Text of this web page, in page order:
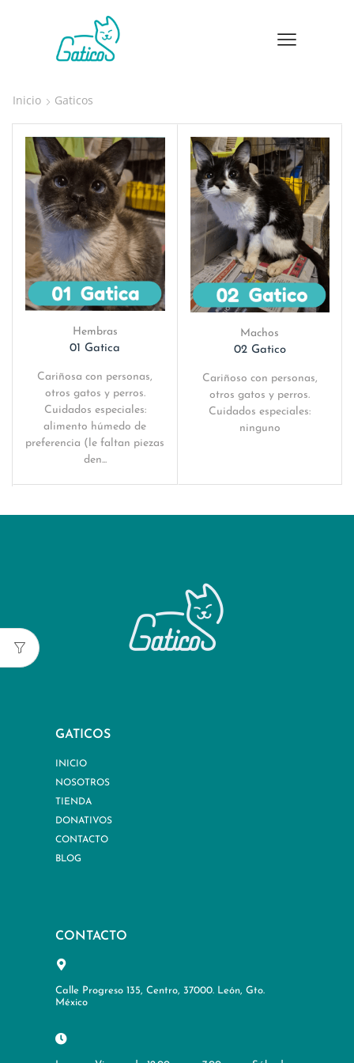
Inicio Gaticos
Hembras
01 Gatica
Cariñosa con personas,
otros gatos y perros.
Cuidados especiales:
alimento húmedo de
preferencia (le faltan piezas
den...
Machos
02 Gatico
Cariñoso con personas,
otros gatos y perros.
Cuidados especiales:
ninguno
GATICOS
INICIO
NOSOTROS
TIENDA
DONATIVOS
CONTACTO
BLOG
CONTACTO
Calle Progreso 135, Centro, 37000. León, Gto.
México